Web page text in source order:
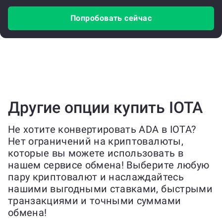
Попробовать сейчас
Другие опции купить IOTA
Не хотите конвертировать ADA в IOTA?
Нет ограничений на криптовалюты,
которые вы можете использовать в
нашем сервисе обмена! Выберите любую
пару криптовалют и наслаждайтесь
нашими выгодными ставками, быстрыми
транзакциями и точными суммами
обмена!